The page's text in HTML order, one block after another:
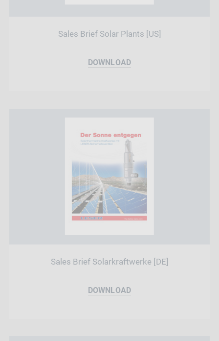
Sales Brief Solar Plants [US]
DOWNLOAD
Sales Brief Solarkraftwerke [DE]
DOWNLOAD